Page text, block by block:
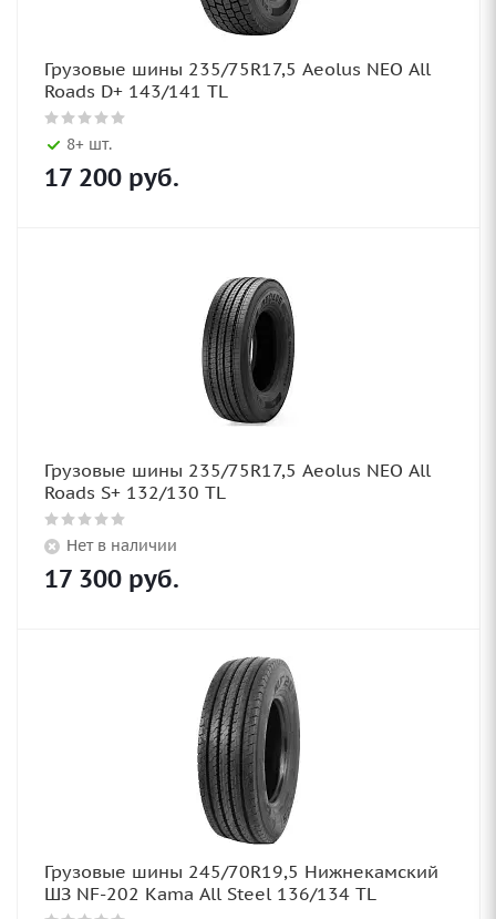
Грузовые шины 235/75R17,5 Aeolus NEO All
Roads D+ 143/141 TL
8+ шт.
17 200 руб.
Грузовые шины 235/75R17,5 Aeolus NEO All
Roads S+ 132/130 TL
Нет в наличии
17 300 руб.
Грузовые шины 245/70R19,5 Нижнекамский
ШЗ NF-202 Kama All Steel 136/134 TL